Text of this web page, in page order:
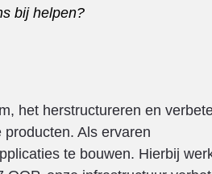
bij helpen?
het herstructureren en
Als ervaren
te bouwen. Hierbij